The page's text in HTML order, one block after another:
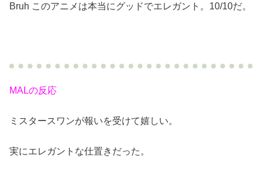
Bruh このアニメは本当にグッドでエレガント。10/10だ。
MALの反応
ミスタースワンが報いを受けて嬉しい。
実にエレガントな仕置きだった。